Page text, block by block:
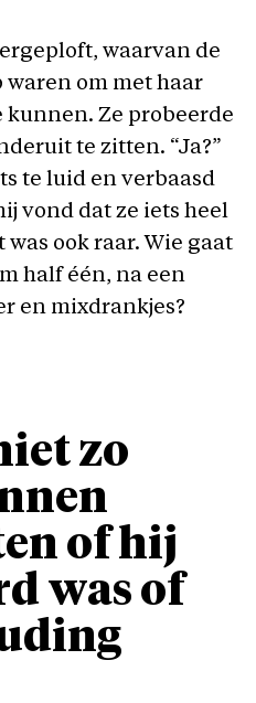
waarvan de
om met haar
kunnen. Ze probeerde
te zitten. “Ja?”
te luid en verbaasd
vond dat ze iets heel
ook raar. Wie gaat
half één, na een
en mixdrankjes?
zo
of hij
was of